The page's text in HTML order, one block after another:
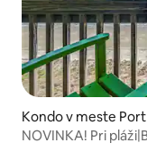
Kondo v meste
NOVINKA! Pri